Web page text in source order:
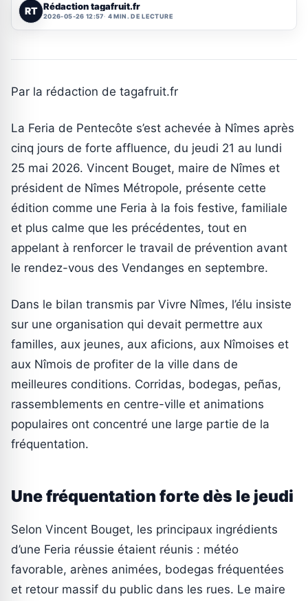
RT Rédaction tagafruit.fr
2026-05-26 12:57 4 MIN. DE LECTURE
Par la rédaction de tagafruit.fr
La Feria de Pentecôte s’est achevée à Nîmes après
cinq jours de forte affluence, du jeudi 21 au lundi
25 mai 2026. Vincent Bouget, maire de Nîmes et
président de Nîmes Métropole, présente cette
édition comme une Feria à la fois festive, familiale
et plus calme que les précédentes, tout en
appelant à renforcer le travail de prévention avant
le rendez-vous des Vendanges en septembre.
Dans le bilan transmis par Vivre Nîmes, l’élu insiste
sur une organisation qui devait permettre aux
familles, aux jeunes, aux aficions, aux Nîmoises et
aux Nîmois de profiter de la ville dans de
meilleures conditions. Corridas, bodegas, peñas,
rassemblements en centre-ville et animations
populaires ont concentré une large partie de la
fréquentation.
Une fréquentation forte dès le jeudi
Selon Vincent Bouget, les principaux ingrédients
d’une Feria réussie étaient réunis : météo
favorable, arènes animées, bodegas fréquentées
et retour massif du public dans les rues. Le maire